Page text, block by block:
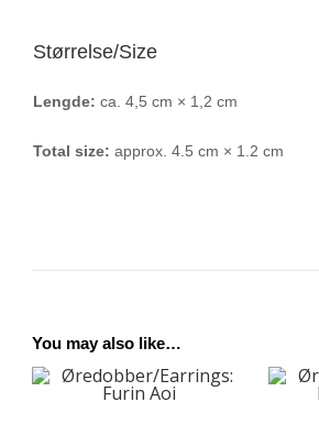
Størrelse/Size
Lengde: ca. 4,5 cm × 1,2 cm
Total size: approx. 4.5 cm × 1.2 cm
You may also like…